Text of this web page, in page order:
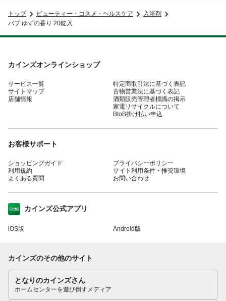
トップ ビューティー・コスメ・ヘルスケア
入浴剤
バブ ゆずの香り 20錠入
カインズオンラインショップ
サービス一覧
サイトマップ
店舗情報
特定商取引法に基づく表記
古物営業法に基づく表記
酒類販売管理者標識の掲示
家電リサイクルについて
BtoB掛け払い申込
お客様サポート
ショッピングガイド
利用規約
よくある質問
プライバシーポリシー
サイト利用条件・推奨環境
お問い合わせ
カインズ公式アプリ
iOS版 Android版
カインズのその他のサイト
となりのカインズさん
ホームセンターを遊び倒すメディア